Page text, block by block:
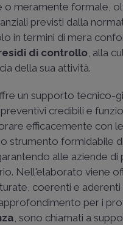
o meramente formale,
previsti dalla
in termini di mera
di controllo, alla
della sua attività.
un supporto tecnico-
credibili e
efficacemente con
strumento formidabile
alle aziende
Nell'elaborato viene
coerenti e
per i
, sono chiamati a